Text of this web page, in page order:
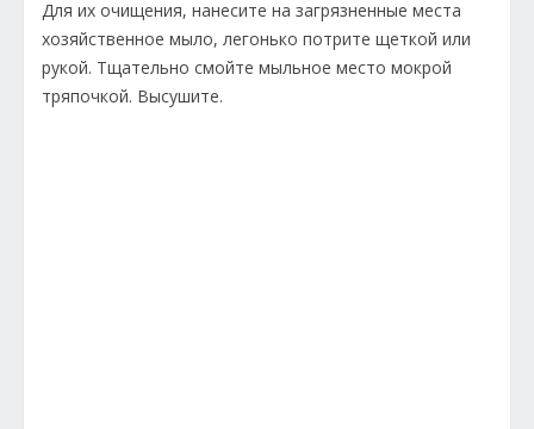
Для их очищения, нанесите на загрязненные места
хозяйственное мыло, легонько потрите щеткой или
рукой. Тщательно смойте мыльное место мокрой
тряпочкой. Высушите.